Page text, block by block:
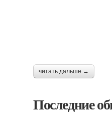
читать дальше →
Последние